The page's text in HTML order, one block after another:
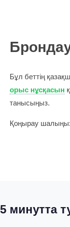
Бұл беттің
орыс нұсқасын
танысыңыз.
Қоңырау
5 минутта